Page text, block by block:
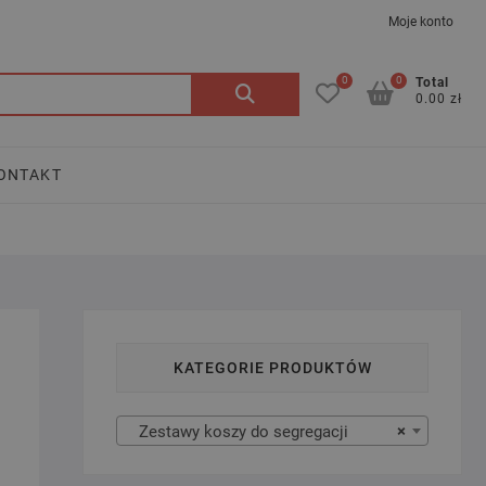
Moje konto
Szukaj: 0
Total
0.00 zł
0
KATEGORIE PRODUKTÓW
×
Zestawy koszy do segregacji